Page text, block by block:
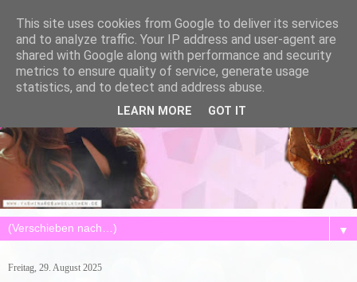
▼
Freitag, 29. August 2025
This site uses cookies from Google to deliver its services
and to analyze traffic. Your IP address and user-agent are
shared with Google along with performance and security
metrics to ensure quality of service, generate usage
statistics, and to detect and address abuse.
LEARN MORE GOT IT